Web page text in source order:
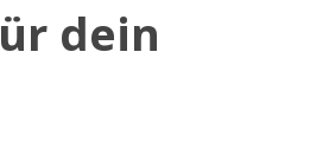
dein